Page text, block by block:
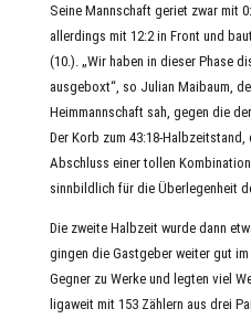
Seine Mannschaft geriet zwar mit
allerdings mit 12:2 in Front und
(10.). „Wir haben in dieser Phase
ausgeboxt“, so Julian Maibaum,
Heimmannschaft sah, gegen die
Der Korb zum 43:18-
Abschluss einer tollen
sinnbildlich für die Überlegenheit
Die zweite Halbzeit wurde dann
gingen die Gastgeber weiter gut
Gegner zu Werke und legten viel
ligaweit mit 153 Zählern aus drei